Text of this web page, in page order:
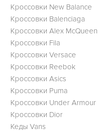
Кроссовки New Balance
Кроссовки Balenciaga
Кроссовки Alex McQueen
Кроссовки Fila
Кроссовки Versace
Кроссовки Reebok
Кроссовки Asics
Кроссовки Puma
Кроссовки Under Armour
Кроссовки Dior
Кеды Vans